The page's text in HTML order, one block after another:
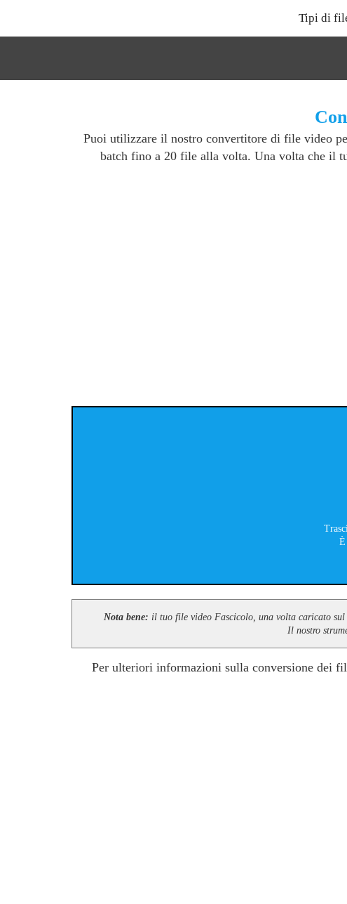
Tipi di
Puoi utilizzare il nostro convertitore di file video
batch fino a 20 file alla volta. Una volta che il
È
Nota bene: il tuo file video Fascicolo, una volta caricato sul
Il nostro
Per ulteriori informazioni sulla conversione dei